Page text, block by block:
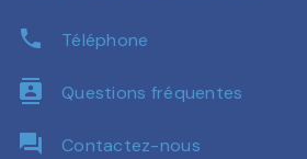
phone Téléphone
contacts Questions fréquentes
question_answer Contactez-nous